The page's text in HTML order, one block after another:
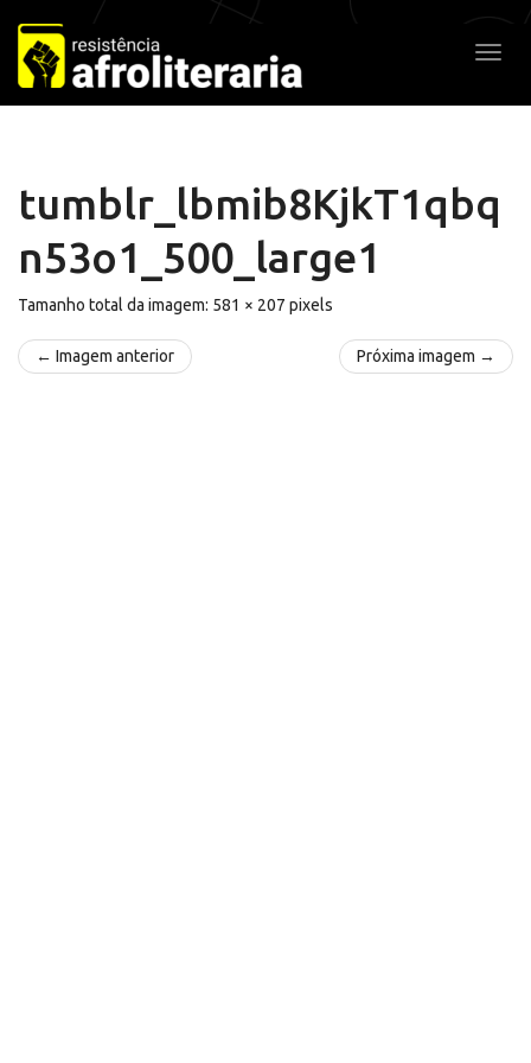
Pular
para
o
conteúdo
tumblr_lbmib8KjkT1qbq
n53o1_500_large1
Tamanho total da imagem: 581 × 207 pixels
← Imagem anterior Próxima imagem →